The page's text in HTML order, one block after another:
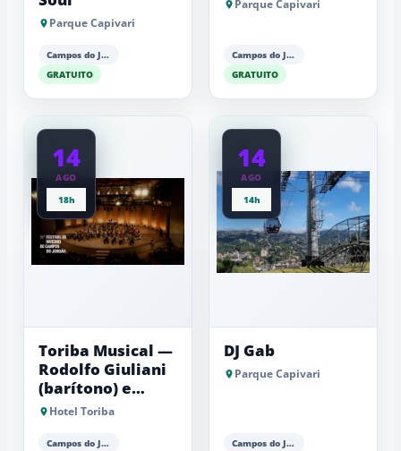
Parque Capivari
Campos do Jordão
GRATUITO
Parque Capivari
Campos do Jordão
GRATUITO
14
AGO
18h
Toriba Musical —
Rodolfo Giuliani
(barítono) e
Antonio Luiz
Hotel Toriba
Campos do Jordão
14
AGO
14h
DJ Gab
Parque Capivari
Campos do Jordão